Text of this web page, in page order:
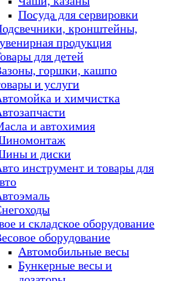
Посуда для сервировки
кронштейны,
продукция
для детей
горшки, кашпо
и услуги
и химчистка
и автохимия
и диски
инструмент и товары для
и складское оборудование
оборудование
Автомобильные весы
Бункерные весы и